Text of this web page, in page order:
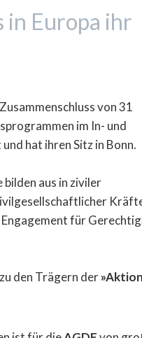
in Europa ihr
von 31
im In- und
hat ihren Sitz in Bonn.
aus in ziviler
für
den Trägern der»Aktion